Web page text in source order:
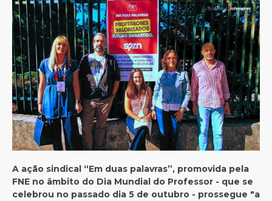
A ação sindical “Em duas palavras”, promovida pela
FNE no âmbito do Dia Mundial do Professor - que se
celebrou no passado dia 5 de outubro - prossegue "a